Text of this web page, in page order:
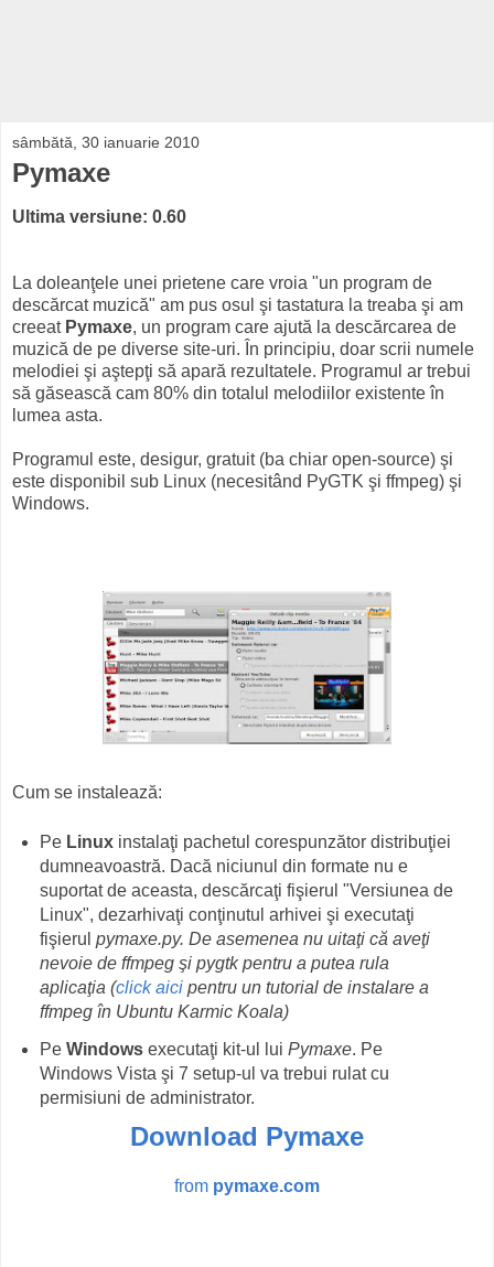
sâmbătă, 30 ianuarie 2010
Pymaxe
Ultima versiune: 0.60
La doleanţele unei prietene care vroia "un program de
descărcat muzică" am pus osul şi tastatura la treaba şi am
creeat Pymaxe, un program care ajută la descărcarea de
muzică de pe diverse site-uri. În principiu, doar scrii numele
melodiei şi aştepţi să apară rezultatele. Programul ar trebui
să găsească cam 80% din totalul melodiilor existente în
lumea asta.
Programul este, desigur, gratuit (ba chiar open-source) şi
este disponibil sub Linux (necesitând PyGTK şi ffmpeg) şi
Windows.
Cum se instalează:
Pe Linuxinstalaţi pachetul corespunzător distribuţiei
dumneavoastră. Dacă niciunul din formate nu e
suportat de aceasta, descărcaţi fişierul "Versiunea de
Linux", dezarhivaţi conţinutul arhivei şi executaţi
fişierul pymaxe.py. De asemenea nu uitaţi că aveţi
nevoie de ffmpeg şi pygtkpentru a putea rula
aplicaţia (click aicipentru un tutorial de instalare a
ffmpeg în Ubuntu Karmic Koala)
Pe Windowsexecutaţi kit-ul lui Pymaxe. Pe
Windows Vista şi 7 setup-ul va trebui rulat cu
permisiuni de administrator.
Download Pymaxe
from pymaxe.com